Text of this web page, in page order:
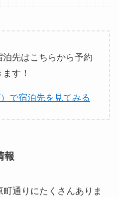
先はこちらから予約
す！
で宿泊先を見てみる
報
通りにたくさんありま